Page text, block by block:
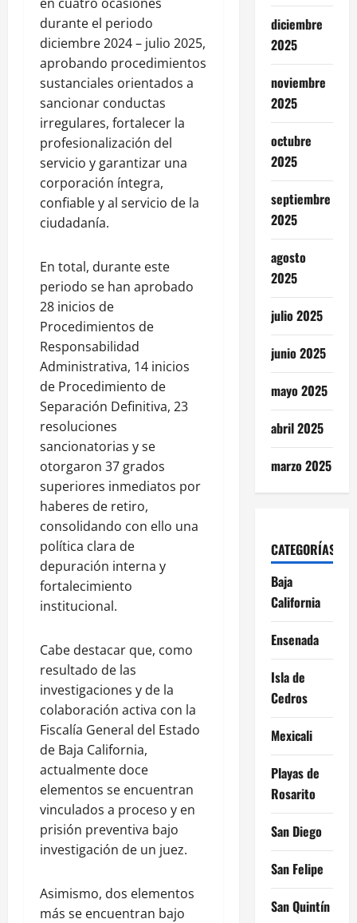
durante el periodo
diciembre 2024 – julio 2025,
aprobando procedimientos
sustanciales orientados a
sancionar conductas
irregulares, fortalecer la
profesionalización del
servicio y garantizar una
corporación íntegra,
confiable y al servicio de la
ciudadanía.
En total, durante este
periodo se han aprobado
28 inicios de
Procedimientos de
Responsabilidad
Administrativa, 14 inicios
de Procedimiento de
Separación Definitiva, 23
resoluciones
sancionatorias y se
otorgaron 37 grados
superiores inmediatos por
haberes de retiro,
consolidando con ello una
política clara de
depuración interna y
fortalecimiento
institucional.
Cabe destacar que, como
resultado de las
investigaciones y de la
colaboración activa con la
Fiscalía General del Estado
de Baja California,
actualmente doce
elementos se encuentran
vinculados a proceso y en
prisión preventiva bajo
investigación de un juez.
Asimismo, dos elementos
más se encuentran bajo
diciembre
2025
noviembre
2025
octubre
2025
septiembre
2025
agosto
2025
julio 2025
junio 2025
mayo 2025
abril 2025
marzo 2025
CATEGORÍAS
Baja
California
Ensenada
Isla de
Cedros
Mexicali
Playas de
Rosarito
San Diego
San Felipe
San Quintín